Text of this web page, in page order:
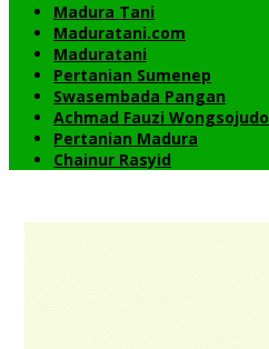
Madura Tani
Maduratani.com
Maduratani
Pertanian Sumenep
Swasembada Pangan
Achmad Fauzi Wongsojudo
Pertanian Madura
Chainur Rasyid